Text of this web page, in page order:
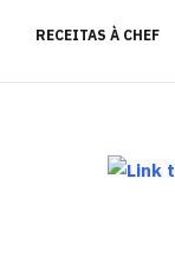
RECEITAS À CHEF